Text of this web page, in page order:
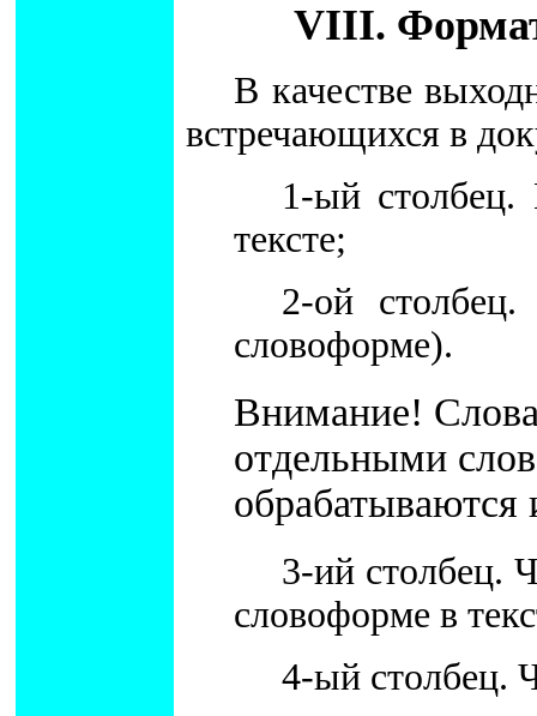
VIII.
В качестве
встречающихся в
1-ый столбец.
тексте;
2-ой
словоформе).
Внимание!
отдельными
обрабатываются
3-ий столбец.
словоформе в
4-ый столбец.